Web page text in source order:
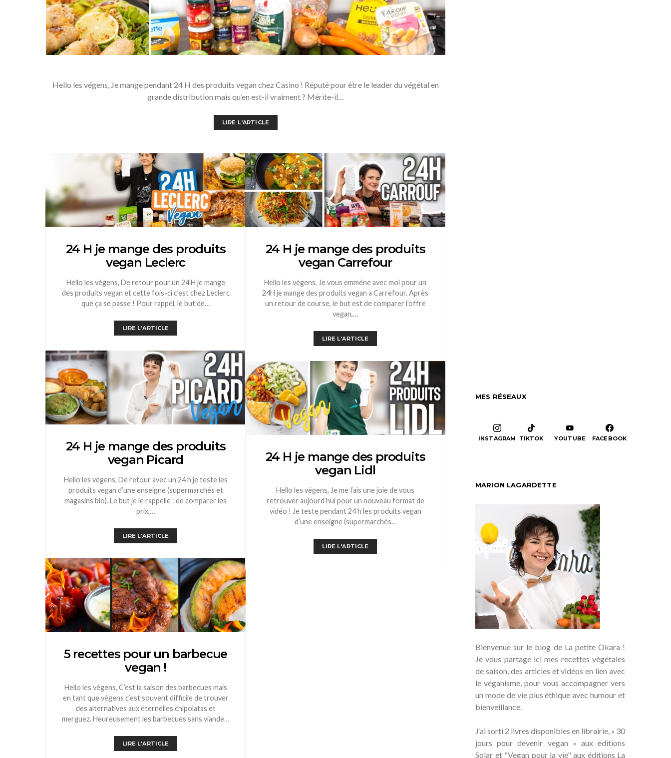
Hello les végens, Je mange pendant 24 H des produits vegan chez Casino ! Réputé pour être le leader du végétal en
grande distribution mais qu’en est-il vraiment ? Mérite-il…
LIRE L'ARTICLE
24 H je mange des produits
vegan Leclerc
Hello les végens, De retour pour un 24 H je mange
des produits vegan et cette fois-ci c’est chez Leclerc
que ça se passe ! Pour rappel, le but de…
LIRE L'ARTICLE
24 H je mange des produits
vegan Picard
Hello les végens, De retour avec un 24 h je teste les
produits vegan d’une enseigne (supermarchés et
magasins bio). Le but je le rappelle : de comparer les
prix,…
LIRE L'ARTICLE
5 recettes pour un barbecue
vegan !
Hello les végens, C’est la saison des barbecues mais
en tant que végens c’est souvent difficile de trouver
des alternatives aux éternelles chipolatas et
merguez. Heureusement les barbecues sans viande…
LIRE L'ARTICLE
24 H je mange des produits
vegan Carrefour
Hello les végens, Je vous emmène avec moi pour un
24H je mange des produits vegan à Carrefour. Après
un retour de course, le but est de comparer l’offre
vegan,…
LIRE L'ARTICLE
24 H je mange des produits
vegan Lidl
Hello les végens, Je me fais une joie de vous
retrouver aujourd’hui pour un nouveau format de
vidéo ! Je teste pendant 24 h les produits vegan
d’une enseigne (supermarchés…
LIRE L'ARTICLE
MES RÉSEAUX
INSTAGRAM TIKTOK YOUTUBE FACEBOOK
MARION LAGARDETTE
Bienvenue sur le blog de La petite Okara !
Je vous partage ici mes recettes végétales
de saison, des articles et vidéos en lien avec
le véganisme, pour vous accompagner vers
un mode de vie plus éthique avec humour et
bienveillance.
J’ai sorti 2 livres disponibles en librairie, « 30
jours pour devenir vegan » aux éditions
Solar et "Vegan pour la vie" aux éditions La